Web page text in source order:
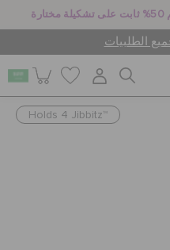
الطلبيات
Holds 4 Jibbitz™